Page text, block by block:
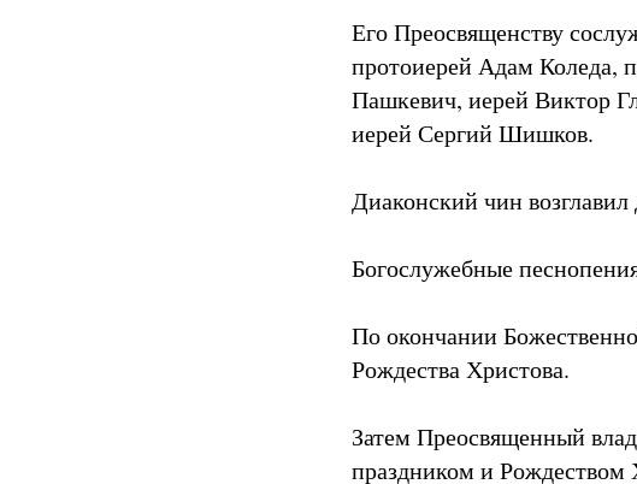
Его Преосвященству
протоиерей Адам Коледа,
Пашкевич, иерей Виктор
иерей Сергий Шишков.
Диаконский чин
Богослужебные
По окончании
Рождества Христова.
Затем Преосвященный
праздником и Рождеством